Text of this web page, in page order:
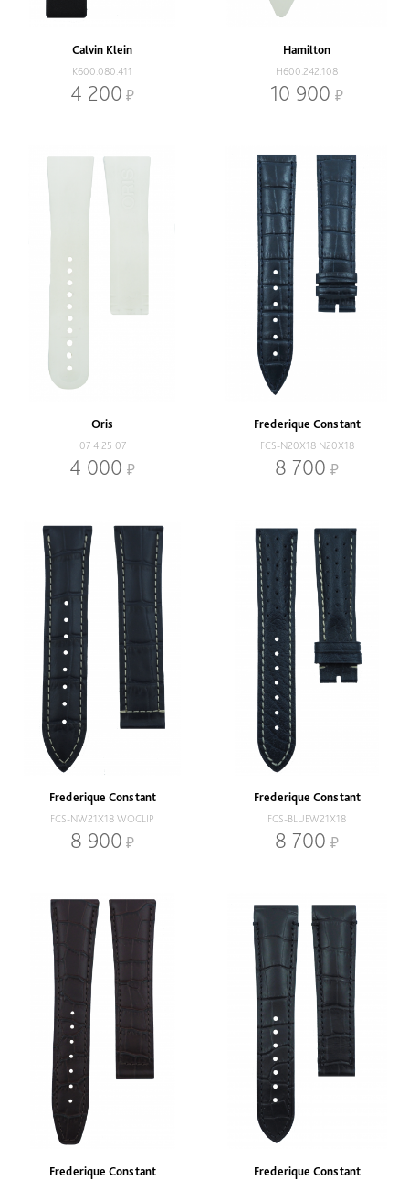
Цвет
Бежевый
Бирюзовый
Золотой
Прозрачный
Разноцветный
Стальной
Фиолетовый
Цветной
Черный
Ярко синий
Наличие
В наличии
Со скидкой
Calvin Klein
K600.080.411
4 200
Hamilton
H600.242.108
10 900
Oris
07 4 25 07
4 000
Frederique Constant
FCS-N20X18 N20X18
8 700
Frederique Constant
FCS-NW21X18 WOCLIP
8 900
Frederique Constant
FCS-BLUEW21X18
8 700
Frederique Constant Frederique Constant